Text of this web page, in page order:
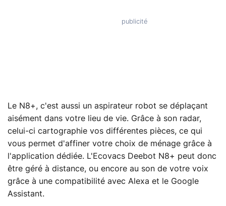
Le N8+, c'est aussi un aspirateur robot se déplaçant
aisément dans votre lieu de vie. Grâce à son radar,
celui-ci cartographie vos différentes pièces, ce qui
vous permet d'affiner votre choix de ménage grâce à
l'application dédiée. L'Ecovacs Deebot N8+ peut donc
être géré à distance, ou encore au son de votre voix
grâce à une compatibilité avec Alexa et le Google
Assistant.